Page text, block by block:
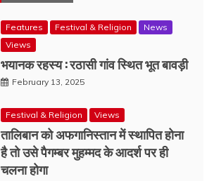
Features Festival & Religion
News
Views
भयानक रहस्य : रठासी गांव स्थित भूत बावड़ी
February 13, 2025
Festival & Religion Views
तालिबान को अफगानिस्तान में स्थापित होना
है तो उसे पैगम्बर मुहम्मद के आदर्श पर ही
चलना होगा